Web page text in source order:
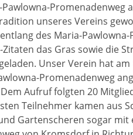
Pawlowna-
unseres Vereins
des Maria-
das Gras sowie die
Unser Verein hat
Promenadenweg
Aufruf folgten 20
Teilnehmer kamen aus
Gartenscheren sogar